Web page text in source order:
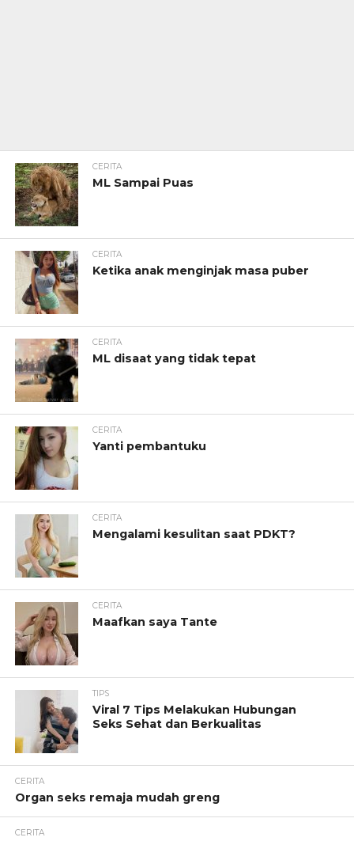
CERITA
ML Sampai Puas
CERITA
Ketika anak menginjak masa puber
CERITA
ML disaat yang tidak tepat
CERITA
Yanti pembantuku
CERITA
Mengalami kesulitan saat PDKT?
CERITA
Maafkan saya Tante
TIPS
Viral 7 Tips Melakukan Hubungan
Seks Sehat dan Berkualitas
CERITA
Organ seks remaja mudah greng
CERITA